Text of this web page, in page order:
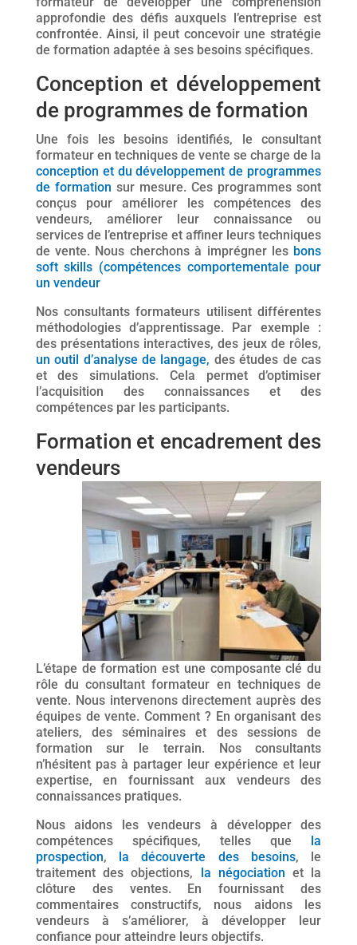
approfondie des défis auxquels l’entreprise est
confrontée. Ainsi, il peut concevoir une stratégie
de formation adaptée à ses besoins spécifiques.
Conception et développement
de programmes de formation
Une fois les besoins identifiés, le consultant
formateur en techniques de vente se charge de la
conception et du développement de programmes
de formation sur mesure. Ces programmes sont
conçus pour améliorer les compétences des
vendeurs, améliorer leur connaissance ou
services de l’entreprise et affiner leurs techniques
de vente. Nous cherchons à imprégner les bons
soft skills (compétences comportementale pour
un vendeur
Nos consultants formateurs utilisent différentes
méthodologies d’apprentissage. Par exemple :
des présentations interactives, des jeux de rôles,
un outil d’analyse de langage, des études de cas
et des simulations. Cela permet d’optimiser
l’acquisition des connaissances et des
compétences par les participants.
Formation et encadrement des
vendeurs
L’étape de formation est une composante clé du
rôle du consultant formateur en techniques de
vente. Nous intervenonsdirectement auprès des
équipes de vente. Comment ? En organisant des
ateliers, des séminaires et des sessions de
formation sur le terrain. Nos consultants
n’hésitent pas à partager leur expérience et leur
expertise, en fournissant aux vendeurs des
connaissances pratiques.
Nous aidons les vendeurs à développer des
compétences spécifiques, telles que la
prospection, la découverte des besoins, le
traitement des objections, la négociation et la
clôture des ventes. En fournissant des
commentaires constructifs, nous aidons les
vendeurs à s’améliorer, à développer leur
confiance pour atteindre leurs objectifs.